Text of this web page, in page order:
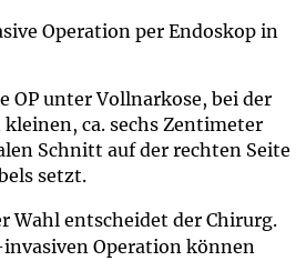
Operation per Endoskop in
OP unter Vollnarkose, bei der
ca. sechs Zentimeter
Schnitt auf der rechten Seite
setzt.
Wahl entscheidet der Chirurg.
Operation können